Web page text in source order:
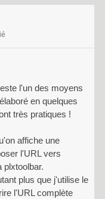
l'un des moyens
en quelques
très pratiques !
affiche une
l'URL vers
plxtoolbar.
plus que j'utilise le
l'URL complète